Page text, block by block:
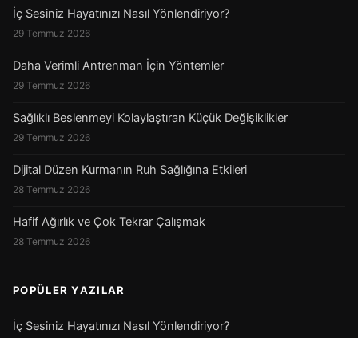
İç Sesiniz Hayatınızı Nasıl Yönlendiriyor?
29 Temmuz 2026
Daha Verimli Antrenman İçin Yöntemler
29 Temmuz 2026
Sağlıklı Beslenmeyi Kolaylaştıran Küçük Değişiklikler
29 Temmuz 2026
Dijital Düzen Kurmanın Ruh Sağlığına Etkileri
28 Temmuz 2026
Hafif Ağırlık ve Çok Tekrar Çalışmak
28 Temmuz 2026
POPÜLER YAZILAR
İç Sesiniz Hayatınızı Nasıl Yönlendiriyor?